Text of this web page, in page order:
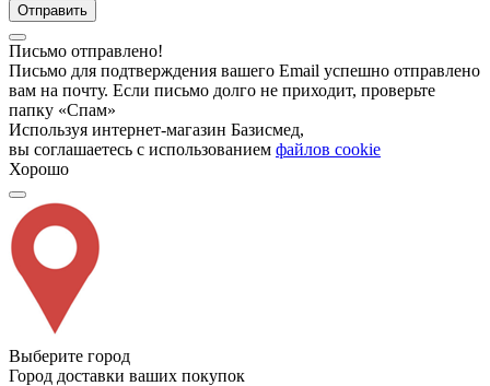
Отправить
Письмо отправлено!
Письмо для подтверждения вашего Email успешно отправлено
вам на почту. Если письмо долго не приходит, проверьте
папку «Спам»
Используя интернет-магазин Базисмед,
вы соглашаетесь с использованием файлов cookie
Хорошо
Выберите город
Город доставки ваших покупок